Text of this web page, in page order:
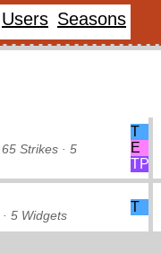
Users Seasons
65 Strikes · 5
T
E
TP
· 5 Widgets
T